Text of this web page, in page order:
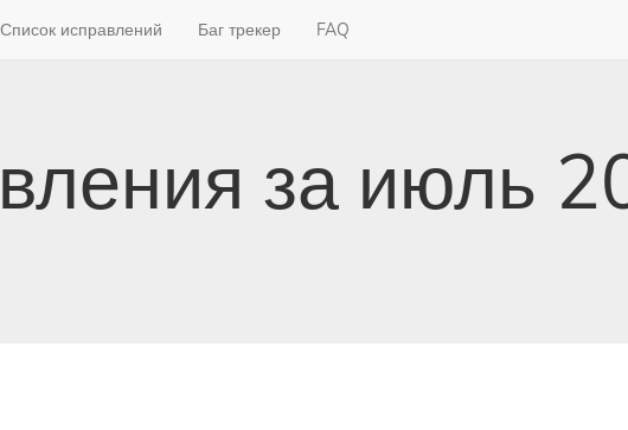
Список исправлений Баг трекер FAQ
за июль